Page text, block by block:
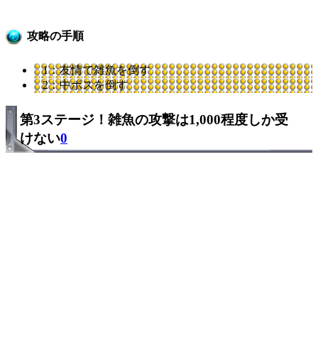
攻略の手順
1：友情で雑魚を倒す
2：中ボスを倒す
第3ステージ！雑魚の攻撃は1,000程度しか受
けない0